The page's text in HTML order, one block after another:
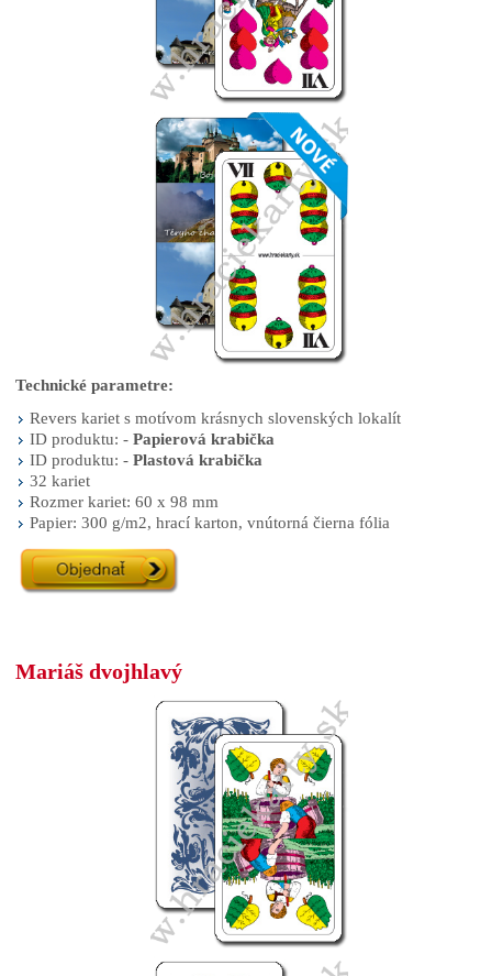
Technické parametre:
Revers kariet s motívom krásnych slovenských lokalít
ID produktu: - Papierová krabička
ID produktu: - Plastová krabička
32 kariet
Rozmer kariet: 60 x 98 mm
Papier: 300 g/m2, hrací karton, vnútorná čierna fólia
Mariáš dvojhlavý